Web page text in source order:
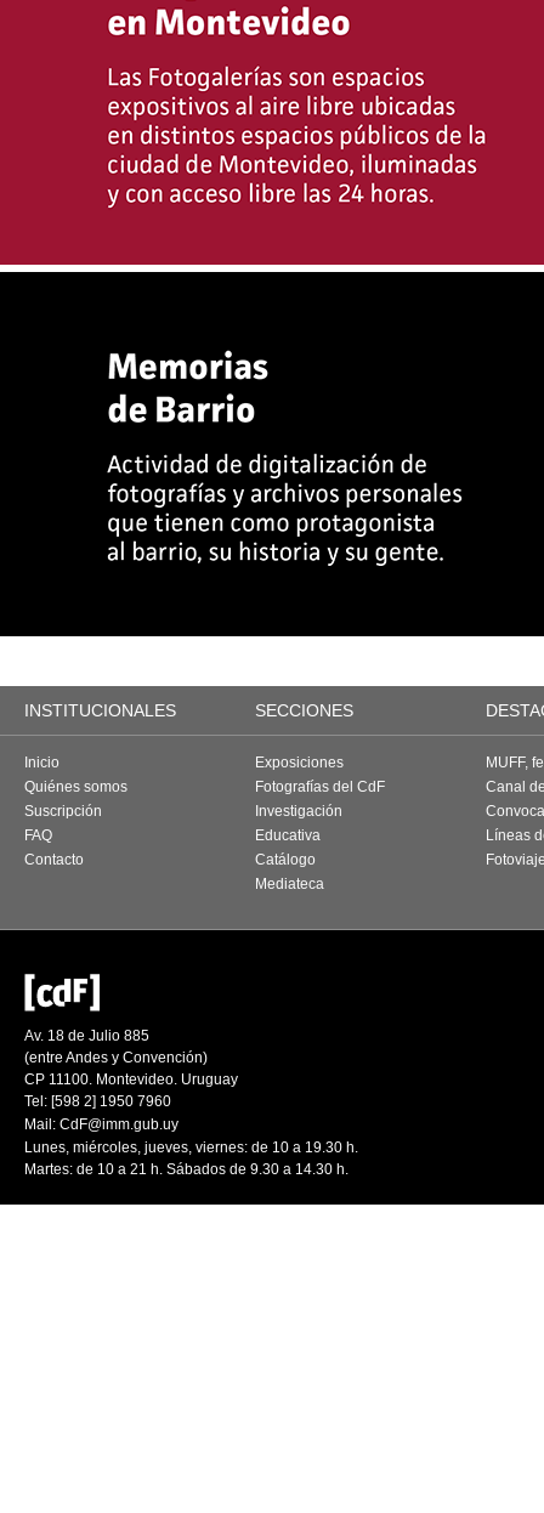
INSTITUCIONALES SECCIONES
Inicio
Quiénes somos
Suscripción
FAQ
Contacto
Exposiciones
Fotografías del CdF
Investigación
Educativa
Catálogo
Mediateca
MUFF,
Canal
Líneas
Av. 18 de Julio 885
(entre Andes y Convención)
CP 11100. Montevideo. Uruguay
Tel: [598 2] 1950 7960
Mail: CdF@imm.gub.uy
Lunes, miércoles, jueves, viernes: de 10 a 19.30 h.
Martes: de 10 a 21 h. Sábados de 9.30 a 14.30 h.